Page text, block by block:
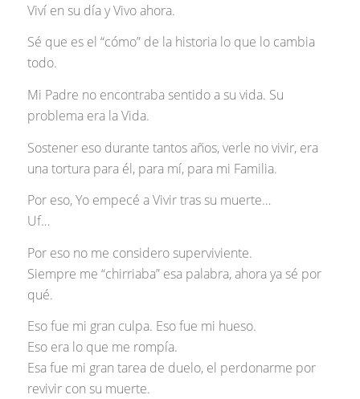
Viví en su día y Vivo ahora.
Sé que es el “cómo” de la historia lo que lo cambia
todo.
Mi Padre no encontraba sentido a su vida. Su
problema era la Vida.
Sostener eso durante tantos años, verle no vivir, era
una tortura para él, para mí, para mi Familia.
Por eso, Yo empecé a Vivir tras su muerte…
Uf…
Por eso no me considero superviviente.
Siempre me “chirriaba” esa palabra, ahora ya sé por
qué.
Eso fue mi gran culpa. Eso fue mi hueso.
Eso era lo que me rompía.
Esa fue mi gran tarea de duelo, el perdonarme por
revivir con su muerte.